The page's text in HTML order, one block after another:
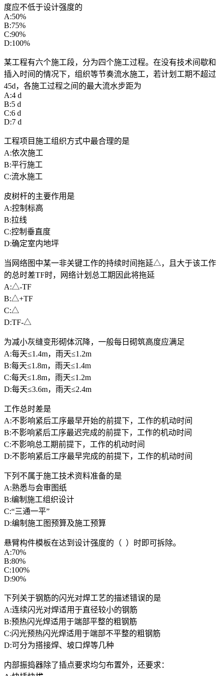
度应不低于设计强度的
A:50%
B:75%
C:90%
D:100%
某工程有六个施工段，分为四个施工过程。在没有技术间歇和
插入时间的情况下，组织等节奏流水施工，若计划工期不超过
45d，各施工过程之间的最大流水步距为
A:4 d
B:5 d
C:6 d
D:7 d
工程项目施工组织方式中最合理的是
A:依次施工
B:平行施工
C:流水施工
皮树杆的主要作用是
A:控制标高
B:拉线
C:控制垂直度
D:确定室内地坪
当网络图中某一非关键工作的持续时间拖延△，且大于该工作
的总时差TF时，网络计划总工期因此将拖延
A:△-TF
B:△+TF
C:△
D:TF-△
为减小灰缝变形砌体沉降，一般每日砌筑高度应满足
A:每天≤1.4m，雨天≤1.2m
B:每天≤1.8m，雨天≤1.4m
C:每天≤1.8m，雨天≤1.2m
D:每天≤3.6m，雨天≤2.4m
工作总时差是
A:不影响紧后工序最早开始的前提下，工作的机动时间
B:不影响紧后工序最迟完成的前提下，工作的机动时间
C:不影响总工期前提下，工作的机动时间
D:不影响紧后工序最早完成的前提下，工作的机动时间
下列不属于施工技术资料准备的是
A:熟悉与会审图纸
B:编制施工组织设计
C:“三通一平”
D:编制施工图预算及施工预算
悬臂构件模板在达到设计强度的（ ）时即可拆除。
A:70%
B:80%
C:100%
D:90%
下列关于钢筋的闪光对焊工艺的描述错误的是
A:连续闪光对焊适用于直径较小的钢筋
B:预热闪光焊适用于端部平整的粗钢筋
C:闪光预热闪光焊适用于端部不平整的粗钢筋
D:可分为搭接焊、坡口焊等几种
内部振捣器除了插点要求均匀布置外，还要求：